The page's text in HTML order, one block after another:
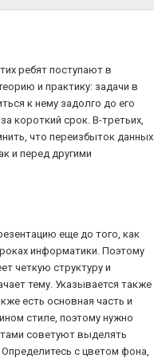
ребят поступают в
и практику: задачи в
к нему задолго до его
короткий срок. В-третьих,
что переизбыток данных
и перед другими
еще до того, как
информатики. Поэтому
четкую структуру и
тему. Указывается также
есть основная часть и
стиле, поэтому нужно
советуют выделять
с цветом фона,